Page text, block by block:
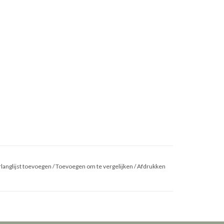
toevoegen /Toevoegen om te vergelijken /Afdrukken